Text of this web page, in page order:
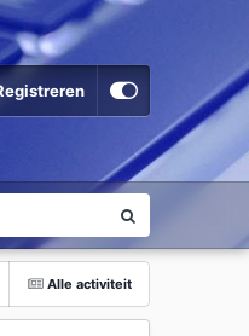
Alle activiteit